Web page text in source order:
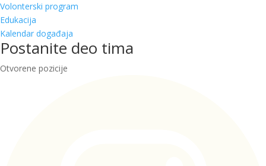
Volonterski program
Edukacija
Kalendar događaja
Postanite deo tima
Otvorene pozicije